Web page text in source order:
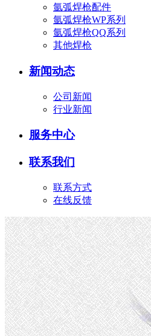
氩弧焊枪配件
氩弧焊枪WP系列
氩弧焊枪QQ系列
其他焊枪
新闻动态
公司新闻
行业新闻
服务中心
联系我们
联系方式
在线反馈